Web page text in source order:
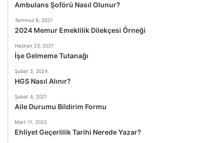
Ambulans Şoförü Nasıl Olunur?
Temmuz 6, 2021
2024 Memur Emeklilik Dilekçesi Örneği
Haziran 23, 2021
İşe Gelmeme Tutanağı
Şubat 3, 2024
HGS Nasıl Alınır?
Şubat 4, 2021
Aile Durumu Bildirim Formu
Mart 11, 2022
Ehliyet Geçerlilik Tarihi Nerede Yazar?